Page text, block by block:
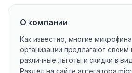
О компании
Как известно, многие
организации предлагают своим
различные льготы и скидки в
Раздел на сайте агрегатора